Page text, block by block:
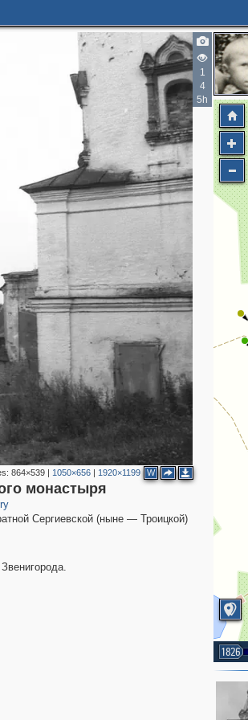
1
4
5h
864×539| 1050×656| 1920×1199 W
монастыря
Сергиевской (ныне — Троицкой)
1826